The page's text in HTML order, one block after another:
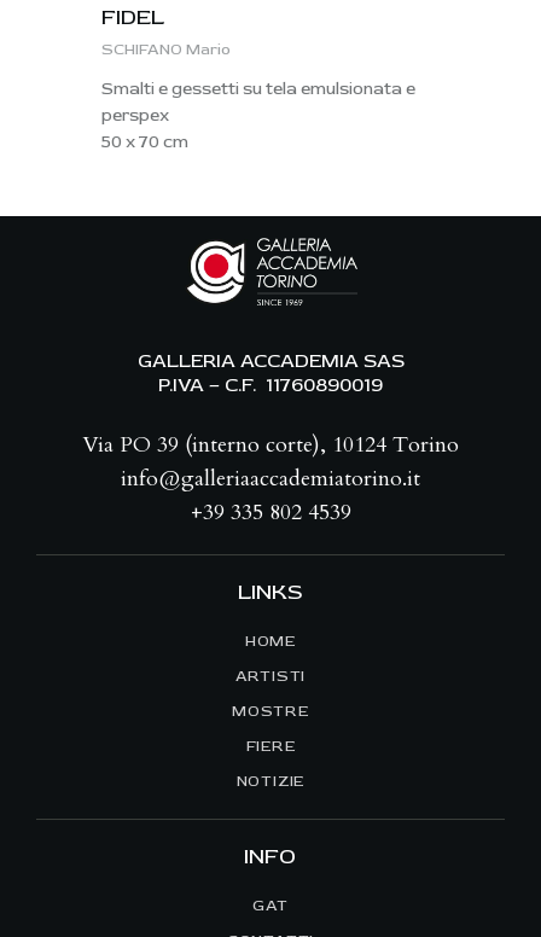
FIDEL
SCHIFANO Mario
Smalti e gessetti su tela emulsionata e
perspex
50 x 70 cm
GALLERIA ACCADEMIA SAS
P.IVA – C.F. 11760890019
Via PO 39 (interno corte), 10124 Torino
info@galleriaaccademiatorino.it
+39 335 802 4539
LINKS
HOME
ARTISTI
MOSTRE
FIERE
NOTIZIE
INFO
GAT